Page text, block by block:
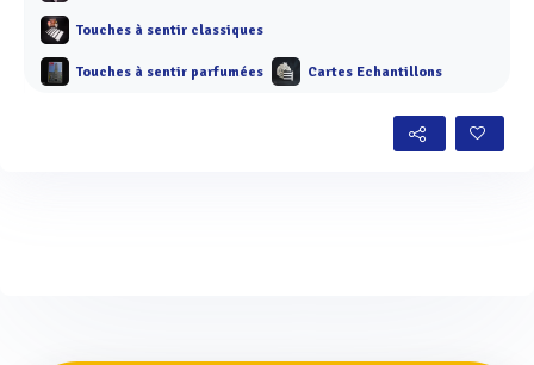
Touches à sentir classiques
Touches à sentir parfumées Cartes Echantillons